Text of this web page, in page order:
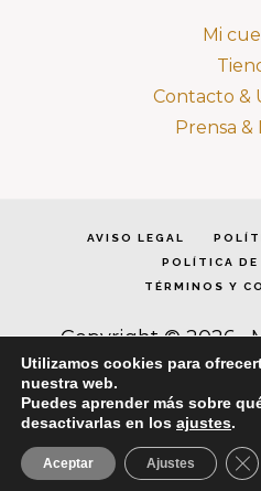
Mi
Contacto &
Prensa &
AVISO LEGAL
POLÍTICA DE
TÉRMINOS Y
Copyright © 2026 ·
Dómina Cea · Todos
Utilizamos cookies para
nuestra web.
Puedes aprender más sobre
desactivarlas en los ajustes.
Aceptar Ajustes